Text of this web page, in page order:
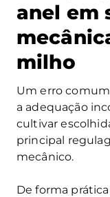
anel em
milho
Um erro
a adequação
cultivar
principal
mecânico.
De forma